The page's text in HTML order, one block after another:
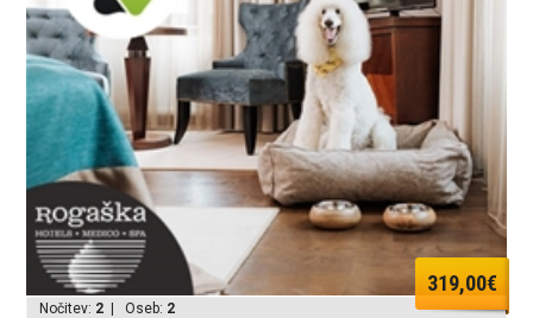
319,00€
Nočitev: 2 | Oseb: 2